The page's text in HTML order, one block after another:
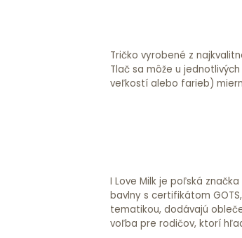
Tričko vyrobené z
Tlač sa môže u
veľkostí alebo farieb)
I Love Milk je poľská
bavlny s certifikátom
tematikou, dodávajú
voľba pre rodičov, ktorí